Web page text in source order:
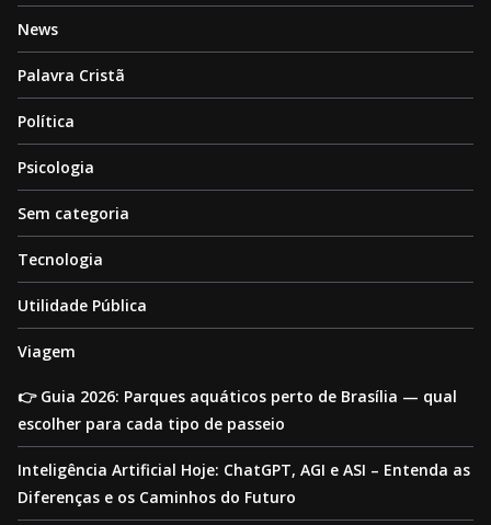
News
Palavra Cristã
Política
Psicologia
Sem categoria
Tecnologia
Utilidade Pública
Viagem
👉 Guia 2026: Parques aquáticos perto de Brasília — qual
escolher para cada tipo de passeio
Inteligência Artificial Hoje: ChatGPT, AGI e ASI – Entenda as
Diferenças e os Caminhos do Futuro